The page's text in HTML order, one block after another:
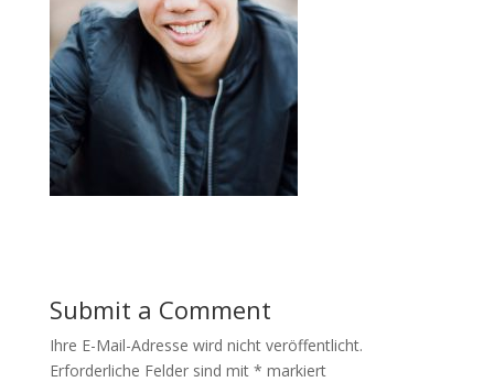
Submit a Comment
Ihre E-Mail-Adresse wird nicht veröffentlicht.
Erforderliche Felder sind mit * markiert